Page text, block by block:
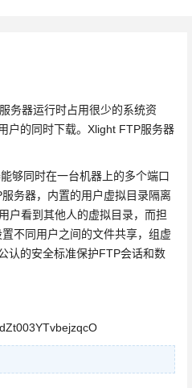
务器运行时占用很少的系统资
户的同时下载。Xlight FTP服务器
够同时在一台机器上的多个端口
务器，内置的用户虚拟目录隔离
户看到其他人的虚拟目录，而担
不同用户之间的文件共享，组虚
认的安全标准保护FTP会话和数